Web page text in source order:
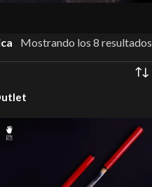
Mostrando los 8 resultados